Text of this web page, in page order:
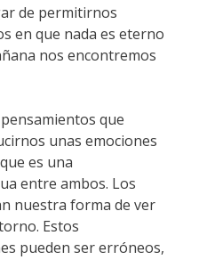
de permitirnos
en que nada es eterno
nos encontremos
que
unas emociones
es una
entre ambos. Los
nuestra forma de ver
Estos
pueden ser erróneos,